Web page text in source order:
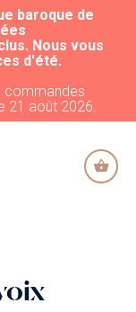
baroque de
Nous vous
d'été.
commandes
21 août 2026.